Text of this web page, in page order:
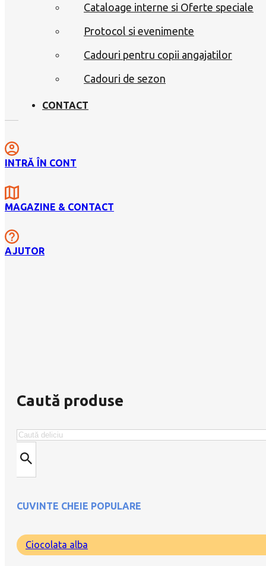
Cataloage interne si Oferte speciale
Protocol si evenimente
Cadouri pentru copii angajatilor
Cadouri de sezon
CONTACT
INTRĂ ÎN CONT
MAGAZINE & CONTACT
AJUTOR
Caută produse
Caută
CUVINTE CHEIE POPULARE
Ciocolata alba